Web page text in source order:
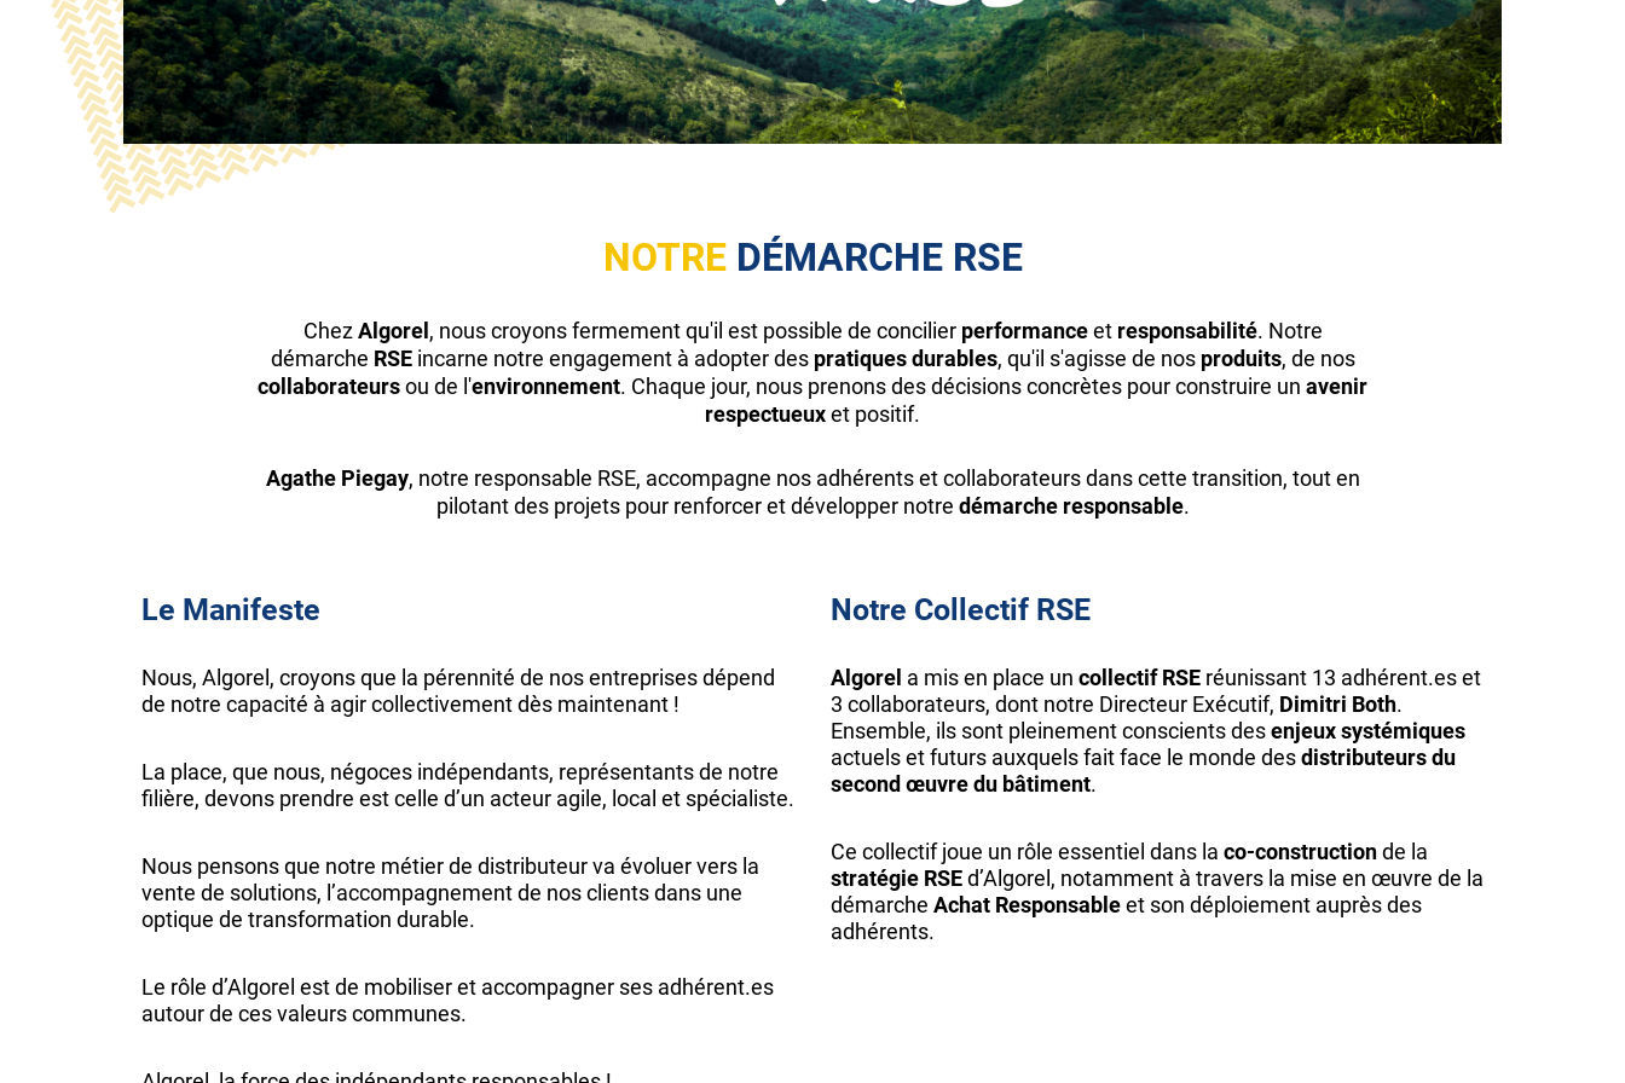
NOTREDÉMARCHE RSE
ChezAlgorel, nous croyons fermement qu'il est possible de concilier performanceet responsabilité. Notre
démarche RSEincarne notre engagement à adopter des pratiques durables, qu'il s'agisse de nos produits, de nos
collaborateursou de l'environnement. Chaque jour, nous prenons des décisions concrètes pour construire un avenir
respectueuxet positif.
Agathe Piegay, notre responsable RSE, accompagne nos adhérents et collaborateurs dans cette transition, tout en
pilotant des projets pour renforcer et développer notre démarche responsable.
Le Manifeste Notre Collectif RSE
Nous, Algorel, croyons que la pérennité de nos entreprises dépend
de notre capacité à agir collectivement dès maintenant !
La place, que nous, négoces indépendants, représentants de notre
filière, devons prendre est celle d’un acteur agile, local et spécialiste.
Nous pensons que notre métier de distributeur va évoluer vers la
vente de solutions, l’accompagnement de nos clients dans une
optique de transformation durable.
Le rôle d’Algorel est de mobiliser et accompagner ses adhérent.es
autour de ces valeurs communes.
Algorel a mis en place un collectif RSE réunissant 13 adhérent.es et
3 collaborateurs, dont notre Directeur Exécutif, Dimitri Both.
Ensemble, ils sont pleinement conscients desenjeux systémiques
actuels et futurs auxquels fait face le monde desdistributeurs du
second œuvre du bâtiment.
Ce collectif joue un rôle essentiel dans la co-constructionde la
stratégie RSEd’Algorel, notamment à travers la mise en œuvre de la
démarche Achat Responsableet son déploiement auprès des
adhérents.